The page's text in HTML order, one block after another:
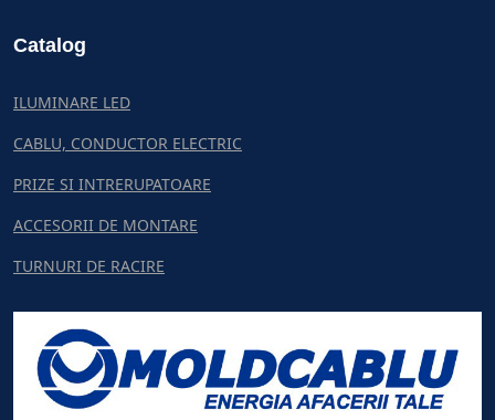
Catalog
ILUMINARE LED
CABLU, CONDUCTOR ELECTRIC
PRIZE SI INTRERUPATOARE
ACCESORII DE MONTARE
TURNURI DE RACIRE